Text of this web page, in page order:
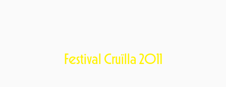
Festival Cruïlla 2011